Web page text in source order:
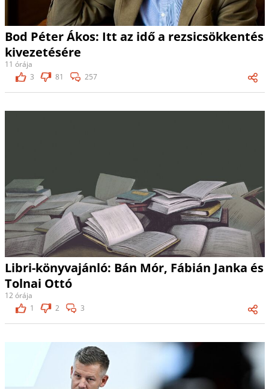
Bod Péter Ákos: Itt az idő a rezsicsökkentés
kivezetésére
11 órája
3
81 257
Libri-könyvajánló: Bán Mór, Fábián Janka és
Tolnai Ottó
12 órája
1
2 3